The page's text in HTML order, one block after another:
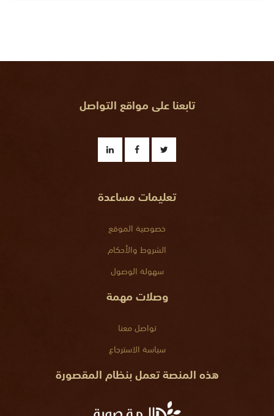
تابعنا على مواقع التواصل
تعليمات مساعدة
خصوصية الموقع
الشروط والأحكام
سهولة الوصول
وصلات مهمة
تواصل معنا
سياسة الاسترجاع
هذه المنصة تعمل بنظام المقصورة